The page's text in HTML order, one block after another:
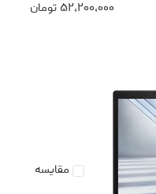
۵۲،۲۰۰،۰۰۰ تومان
مقایسه